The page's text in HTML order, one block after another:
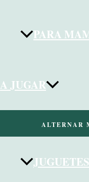
PARA
A JUGAR
ALTERNAR